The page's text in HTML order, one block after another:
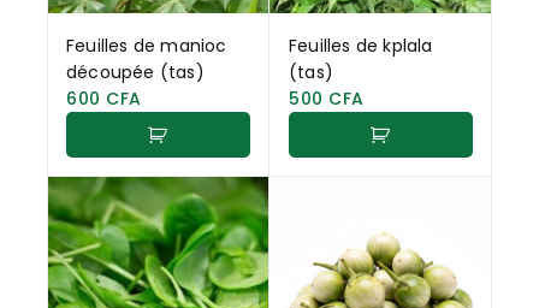
Feuilles de manioc
découpée (tas)
600 CFA
Feuilles de kplala
(tas)
500 CFA